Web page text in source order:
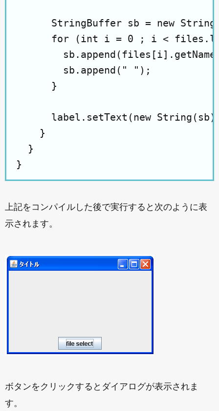
StringBuffer sb = new
for (int i = 0 ; i <
        sb.append(" ");
      }
label.setText(new
    }
  }
上記をコンパイルした後で実行すると次のように表
示されます。
ボタンをクリックするとダイアログが表示されま
す。